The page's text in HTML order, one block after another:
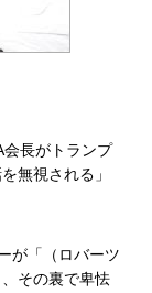
長がトランプ
無視される」
が「（ロバーツ
その裏で卑怯